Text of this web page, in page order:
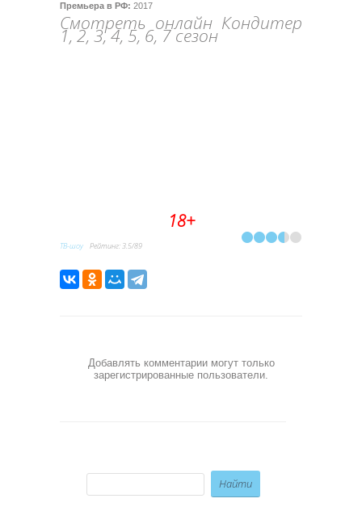
Премьера в РФ: 2017
Смотреть онлайн Кондитер
1, 2, 3, 4, 5, 6, 7 сезон
18+
ТВ-шоу Рейтинг:3.5/89
Добавлять комментарии могут только
зарегистрированные пользователи.